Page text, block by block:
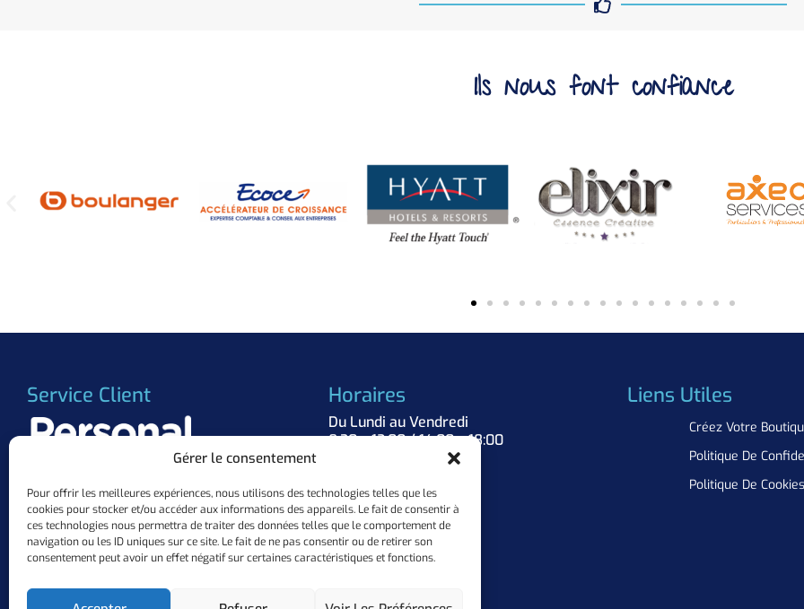
Gérer le consentement
Pour offrir les meilleures expériences, nous utilisons des technologies telles que les
cookies pour stocker et/ou accéder aux informations des appareils. Le fait de consentir à
ces technologies nous permettra de traiter des données telles que le comportement de
navigation ou les ID uniques sur ce site. Le fait de ne pas consentir ou de retirer son
consentement peut avoir un effet négatif sur certaines caractéristiques et fonctions.
Ils nous font confiance
Service Client
+33 (0)3.57.84.37.63
contact@personalflocker.com
10 ZAC Mermoz, 57155 Marly
Horaires
Du Lundi au Vendredi
8:30 – 12:00 / 14:00 – 18:00
Liens Utiles
Créez Votre
Politique De
Politique De